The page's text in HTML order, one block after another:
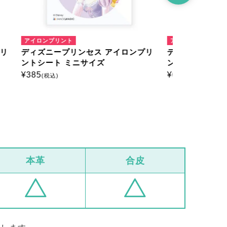
プリ
アイロンプリント
ディズニープリンセス アイロンプリ
ントシート はがきサイズ
¥660(税込)
本革 合皮